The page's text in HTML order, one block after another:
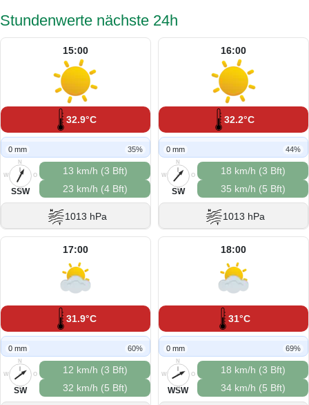
Stundenwerte nächste 24h
15:00
32.9°C
0 mm 35%
N
O
S
W
SSW
13 km/h (3 Bft)
23 km/h (4 Bft)
1013 hPa
16:00
32.2°C
0 mm 44%
N
O
S
W
SW
18 km/h (3 Bft)
35 km/h (5 Bft)
1013 hPa
17:00
31.9°C
0 mm 60%
N
O
S
W
SW
12 km/h (3 Bft)
32 km/h (5 Bft)
18:00
31°C
0 mm 69%
N
O
S
W
WSW
18 km/h (3 Bft)
34 km/h (5 Bft)